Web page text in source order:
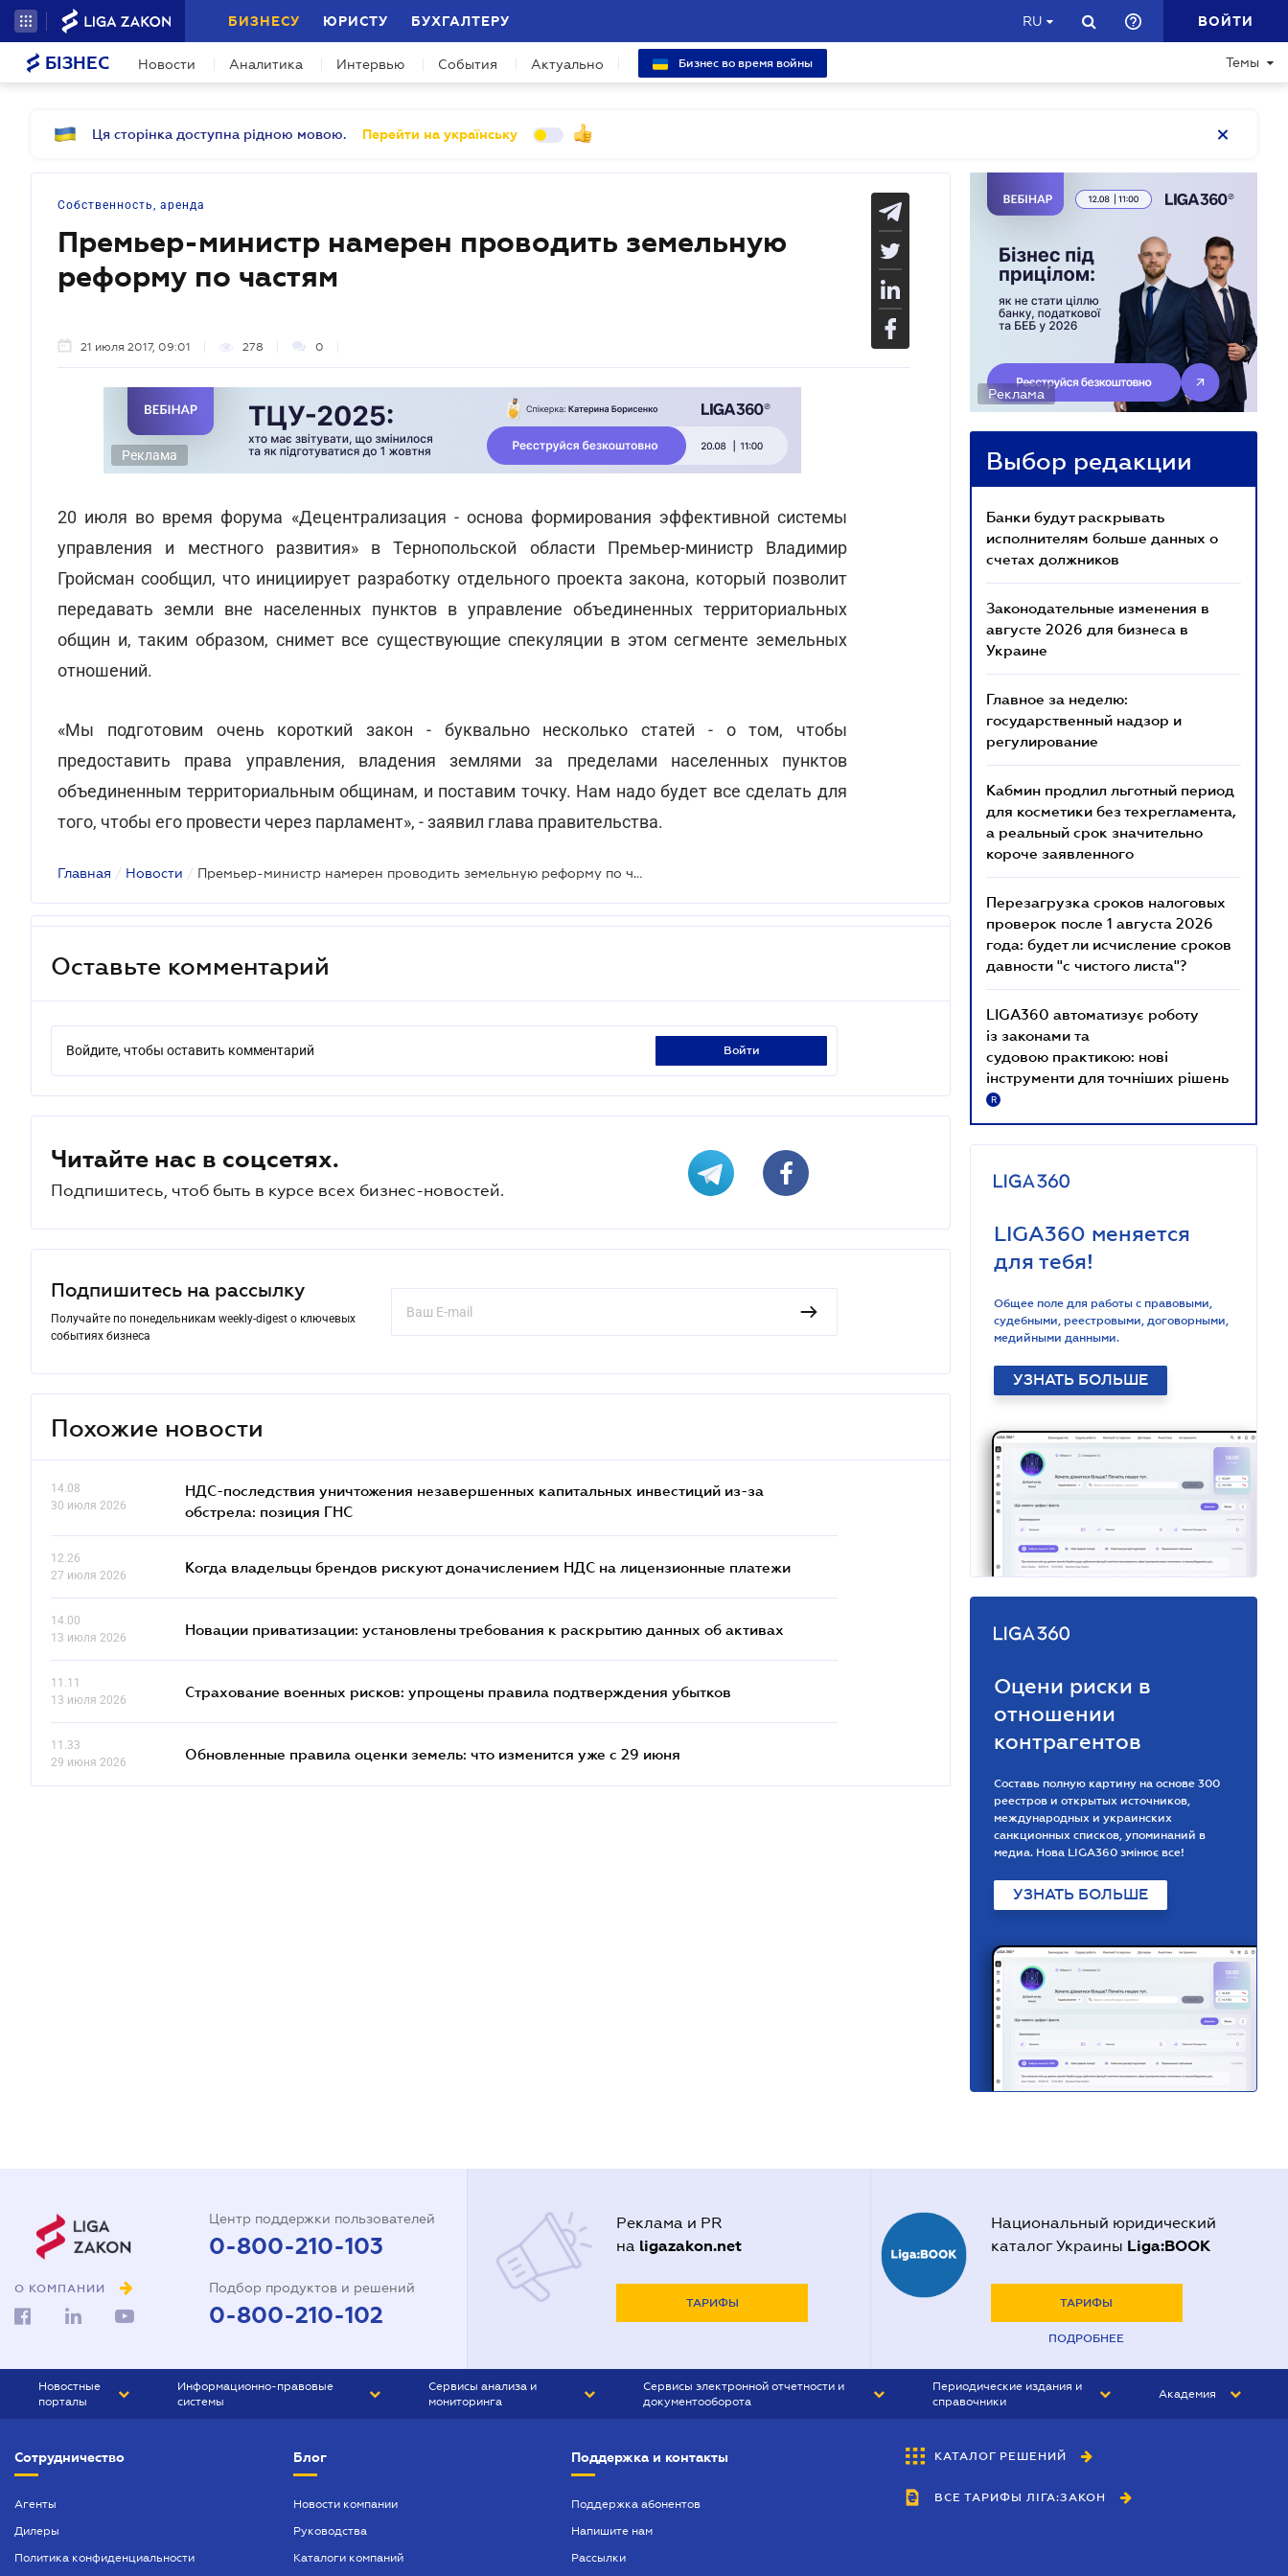
БИЗНЕСУ ЮРИСТУ БУХГАЛТЕРУ RU ВОЙТИ
БІЗНЕС Новости Аналитика Интервью События Актуально Бизнес во время войны Темы
Ця сторінка доступна рідною мовою. Перейти на українську
Собственность, аренда
Премьер-министр намерен проводить земельную
реформу по частям
21 июля 2017, 09:01 278 0
Реклама
20 июля во время форума «Децентрализация - основа формирования эффективной системы
управления и местного развития» в Тернопольской области Премьер-министр Владимир
Гройсман сообщил, что инициирует разработку отдельного проекта закона, который позволит
передавать земли вне населенных пунктов в управление объединенных территориальных
общин и, таким образом, снимет все существующие спекуляции в этом сегменте земельных
отношений.
«Мы подготовим очень короткий закон - буквально несколько статей - о том, чтобы
предоставить права управления, владения землями за пределами населенных пунктов
объединенным территориальным общинам, и поставим точку. Нам надо будет все сделать для
того, чтобы его провести через парламент», - заявил глава правительства.
Главная / Новости / Премьер-министр намерен проводить земельную реформу по частям
Оставьте комментарий
Войдите, чтобы оставить комментарий войти
Читайте нас в соцсетях.
Подпишитесь, чтоб быть в курсе всех бизнес-новостей.
Подпишитесь на рассылку
Получайте по понедельникам weekly-digest о ключевых
событиях бизнеса
Похожие новости
14.08
30 июля 2026
НДС-последствия уничтожения незавершенных капитальных инвестиций из-за
обстрела: позиция ГНС
12.26
27 июля 2026
Когда владельцы брендов рискуют доначислением НДС на лицензионные платежи
14.00
13 июля 2026
Новации приватизации: установлены требования к раскрытию данных об активах
11.11
13 июля 2026
Страхование военных рисков: упрощены правила подтверждения убытков
11.33
29 июня 2026
Обновленные правила оценки земель: что изменится уже с 29 июня
Реклама
Выбор редакции
Банки будут раскрывать
исполнителям больше данных о
счетах должников
Законодательные изменения в
августе 2026 для бизнеса в
Украине
Главное за неделю:
государственный надзор и
регулирование
Кабмин продлил льготный период
для косметики без техрегламента,
а реальный срок значительно
короче заявленного
Перезагрузка сроков налоговых
проверок после 1 августа 2026
года: будет ли исчисление сроков
давности "с чистого листа"?
LIGA360 автоматизує роботу
із законами та
судовою практикою: нові
інструменти для точніших рішень
R
LIGA360 меняется
для тебя!
Общее поле для работы с правовыми,
судебными, реестровыми, договорными,
медийными данными.
УЗНАТЬ БОЛЬШЕ
Оцени риски в
отношении
контрагентов
Составь полную картину на основе 300
реестров и открытых источников,
международных и украинских
санкционных списков, упоминаний в
медиа. Нова LIGA360 змінює все!
УЗНАТЬ БОЛЬШЕ
О КОМПАНИИ
Центр поддержки пользователей
0-800-210-103
Подбор продуктов и решений
0-800-210-102
Реклама и PR
на ligazakon.net
ТАРИФЫ
Национальный юридический
каталог Украины Liga:BOOK
ТАРИФЫ
ПОДРОБНЕЕ
Новостные
порталы
БИЗНЕС
Информационно-правовые
системы
БУХГАЛТЕР ПРОФ
ЮРИСТ ПРОФ
Сервисы анализа и
мониторинга
Сервисы электронной отчетности и
документооборота
Периодические издания и
справочники
БУХГАЛТЕР&ЗАКОН
ВЕСТНИК МСФО
Академия
Сотрудничество
Агенты
Дилеры
Политика конфиденциальности
Блог
Новости компании
Руководства
Каталоги компаний
Поддержка и контакты
Поддержка абонентов
Напишите нам
Рассылки
КАТАЛОГ РЕШЕНИЙ
ВСЕ ТАРИФЫ ЛІГА:ЗАКОН